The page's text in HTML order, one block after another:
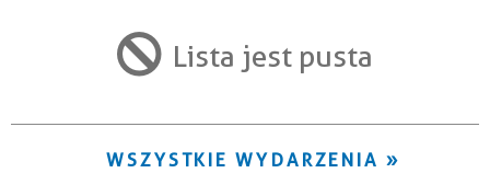
Trwające w zakresie Lista jest pusta
WSZYSTKIE WYDARZENIA